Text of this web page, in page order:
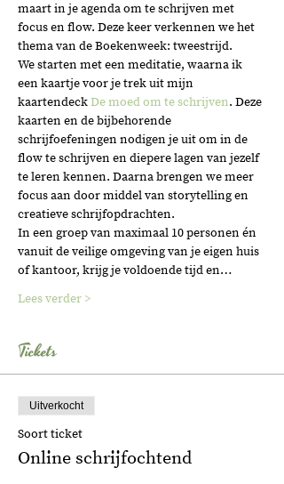
maart in je agenda om te schrijven met
focus en flow. Deze keer verkennen we het
thema van de Boekenweek: tweestrijd.
We starten met een meditatie, waarna ik
een kaartje voor je trek uit mijn
kaartendeck De moed om te schrijven. Deze
kaarten en de bijbehorende
schrijfoefeningen nodigen je uit om in de
flow te schrijven en diepere lagen van jezelf
te leren kennen. Daarna brengen we meer
focus aan door middel van storytelling en
creatieve schrijfopdrachten.
In een groep van maximaal 10 personen én
vanuit de veilige omgeving van je eigen huis
of kantoor, krijg je voldoende tijd en…
Lees verder >
Tickets
Uitverkocht
Soort ticket
Online schrijfochtend